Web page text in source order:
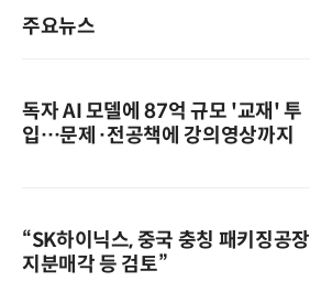
주요뉴스
독자 AI 모델에 87억 규모 '교재' 투
입…문제·전공책에 강의영상까지
“SK하이닉스, 중국 충칭 패키징공장
지분매각 등 검토”